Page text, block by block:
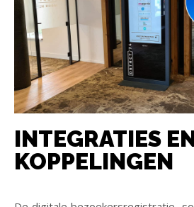
INTEGRATIES
KOPPELINGEN